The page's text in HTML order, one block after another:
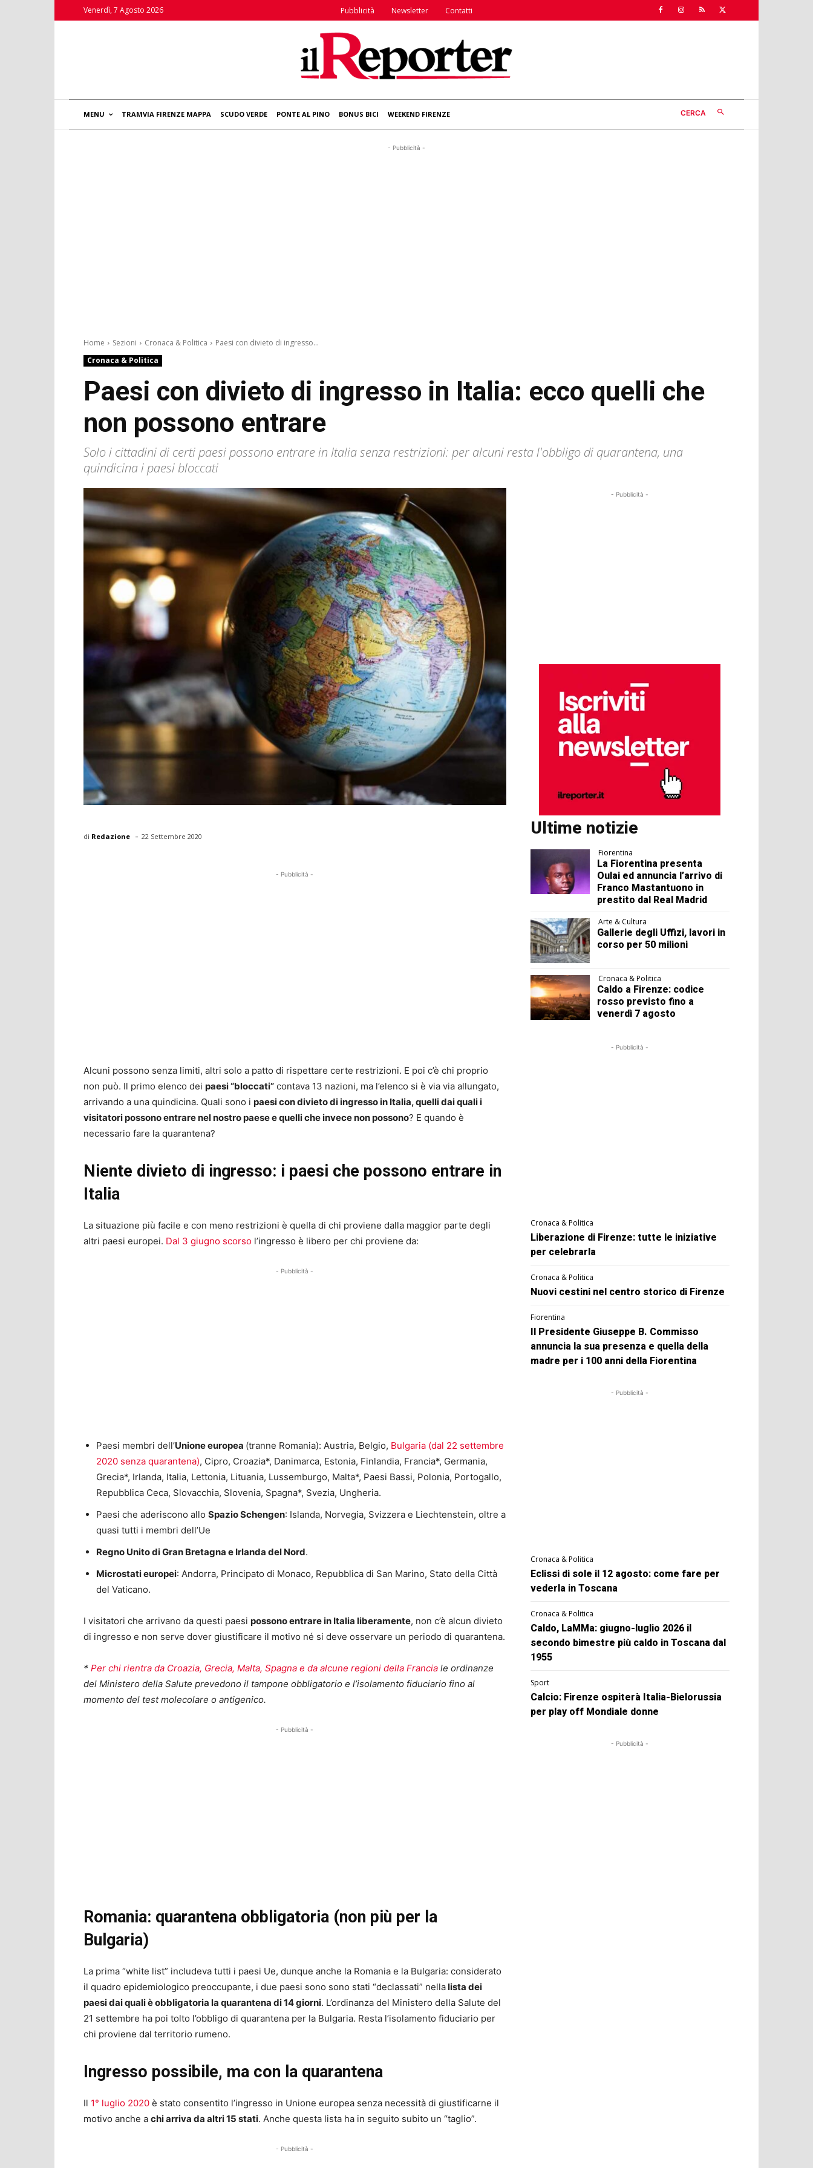
Venerdì, 7 Agosto 2026 Pubblicità Newsletter Contatti
MENU TRAMVIA FIRENZE MAPPA SCUDO VERDE PONTE AL PINO BONUS BICI WEEKEND FIRENZE CERCA
- Pubblicità -
Home Sezioni Cronaca & Politica
Paesi con divieto di ingresso...
Cronaca & Politica
Paesi con divieto di ingresso in Italia: ecco quelli che
non possono entrare
Solo i cittadini di certi paesi possono entrare in Italia senza restrizioni: per alcuni resta l'obbligo di quarantena, una
quindicina i paesi bloccati
di Redazione - 22 Settembre 2020
- Pubblicità -
Alcuni possono senza limiti, altri solo a patto di rispettare certe restrizioni. E poi c’è chi proprio
non può. Il primo elenco dei paesi “bloccati” contava 13 nazioni, ma l’elenco si è via via allungato,
arrivando a una quindicina. Quali sono i paesi con divieto di ingresso in Italia, quelli dai quali i
visitatori possono entrare nel nostro paese e quelli che invece non possono? E quando è
necessario fare la quarantena?
Niente divieto di ingresso: i paesi che possono entrare in
Italia
La situazione più facile e con meno restrizioni è quella di chi proviene dalla maggior parte degli
altri paesi europei. Dal 3 giugno scorso l’ingresso è libero per chi proviene da:
- Pubblicità -
Paesi membri dell’Unione europea (tranne Romania): Austria, Belgio, Bulgaria (dal 22 settembre
2020 senza quarantena), Cipro, Croazia*, Danimarca, Estonia, Finlandia, Francia*, Germania,
Grecia*, Irlanda, Italia, Lettonia, Lituania, Lussemburgo, Malta*, Paesi Bassi, Polonia, Portogallo,
Repubblica Ceca, Slovacchia, Slovenia, Spagna*, Svezia, Ungheria.
Paesi che aderiscono allo Spazio Schengen: Islanda, Norvegia, Svizzera e Liechtenstein, oltre a
quasi tutti i membri dell’Ue
Regno Unito di Gran Bretagna e Irlanda del Nord.
Microstati europei: Andorra, Principato di Monaco, Repubblica di San Marino, Stato della Città
del Vaticano.
I visitatori che arrivano da questi paesi possono entrare in Italia liberamente, non c’è alcun divieto
di ingresso e non serve dover giustificare il motivo né si deve osservare un periodo di quarantena.
* Per chi rientra da Croazia, Grecia, Malta, Spagna e da alcune regioni della Francia le ordinanze
del Ministero della Salute prevedono il tampone obbligatorio e l’isolamento fiduciario fino al
momento del test molecolare o antigenico.
- Pubblicità -
Romania: quarantena obbligatoria (non più per la
Bulgaria)
La prima “white list” includeva tutti i paesi Ue, dunque anche la Romania e la Bulgaria: considerato
il quadro epidemiologico preoccupante, i due paesi sono sono stati “declassati” nellalista dei
paesi dai quali è obbligatoria la quarantena di 14 giorni. L’ordinanza del Ministero della Salute del
21 settembre ha poi tolto l’obbligo di quarantena per la Bulgaria. Resta l’isolamento fiduciario per
chi proviene dal territorio rumeno.
Ingresso possibile, ma con la quarantena
Il 1° luglio 2020 è stato consentito l’ingresso in Unione europea senza necessità di giustificarne il
motivo anche a chi arriva da altri 15 stati. Anche questa lista ha in seguito subito un “taglio”.
- Pubblicità -
- Pubblicità -
Ultime notizie
Fiorentina
La Fiorentina presenta
Oulai ed annuncia l’arrivo di
Franco Mastantuono in
prestito dal Real Madrid
Arte & Cultura
Gallerie degli Uffizi, lavori in
corso per 50 milioni
Cronaca & Politica
Caldo a Firenze: codice
rosso previsto fino a
venerdì 7 agosto
- Pubblicità -
Cronaca & Politica
Liberazione di Firenze: tutte le iniziative
per celebrarla
Cronaca & Politica
Nuovi cestini nel centro storico di Firenze
Fiorentina
Il Presidente Giuseppe B. Commisso
annuncia la sua presenza e quella della
madre per i 100 anni della Fiorentina
- Pubblicità -
Cronaca & Politica
Eclissi di sole il 12 agosto: come fare per
vederla in Toscana
Cronaca & Politica
Caldo, LaMMa: giugno-luglio 2026 il
secondo bimestre più caldo in Toscana dal
1955
Sport
Calcio: Firenze ospiterà Italia-Bielorussia
per play off Mondiale donne
- Pubblicità -